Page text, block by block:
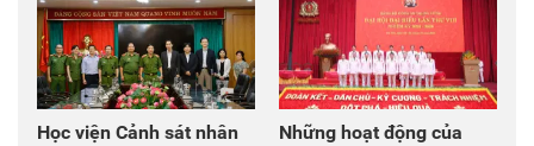
Học viện Cảnh sát nhân
Những hoạt động của